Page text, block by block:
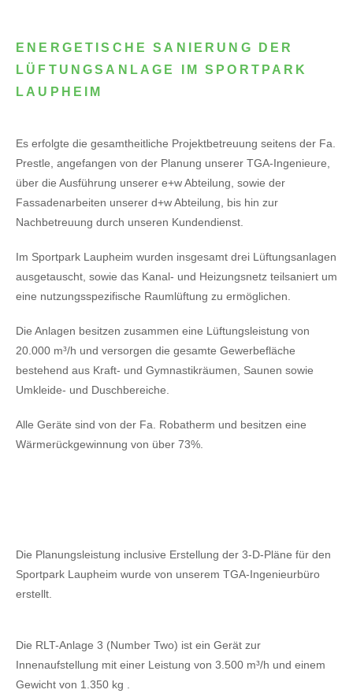
ENERGETISCHE SANIERUNG DER
LÜFTUNGSANLAGE IM SPORTPARK
LAUPHEIM
Es erfolgte die gesamtheitliche Projektbetreuung seitens der Fa.
Prestle, angefangen von der Planung unserer TGA-Ingenieure,
über die Ausführung unserer e+w Abteilung, sowie der
Fassadenarbeiten unserer d+w Abteilung, bis hin zur
Nachbetreuung durch unseren Kundendienst.
Im Sportpark Laupheim wurden insgesamt drei Lüftungsanlagen
ausgetauscht, sowie das Kanal- und Heizungsnetz teilsaniert um
eine nutzungsspezifische Raumlüftung zu ermöglichen.
Die Anlagen besitzen zusammen eine Lüftungsleistung von
20.000 m³/h und versorgen die gesamte Gewerbefläche
bestehend aus Kraft- und Gymnastikräumen, Saunen sowie
Umkleide- und Duschbereiche.
Alle Geräte sind von der Fa. Robatherm und besitzen eine
Wärmerückgewinnung von über 73%.
Die Planungsleistung inclusive Erstellung der 3-D-Pläne für den
Sportpark Laupheim wurde von unserem TGA-Ingenieurbüro
erstellt.
Die RLT-Anlage 3 (Number Two) ist ein Gerät zur
Innenaufstellung mit einer Leistung von 3.500 m³/h und einem
Gewicht von 1.350 kg .